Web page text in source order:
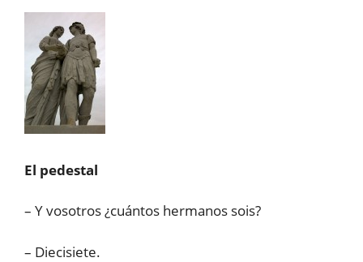
El pedestal
– Y vosotros ¿cuántos hermanos sois?
– Diecisiete.